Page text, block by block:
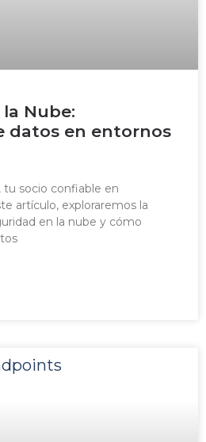
Nube:
datos en entornos
tu socio confiable en
artículo, exploraremos la
en la nube y cómo